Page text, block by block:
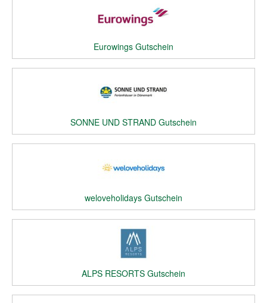
Eurowings Gutschein
SONNE UND STRAND Gutschein
weloveholidays Gutschein
ALPS RESORTS Gutschein